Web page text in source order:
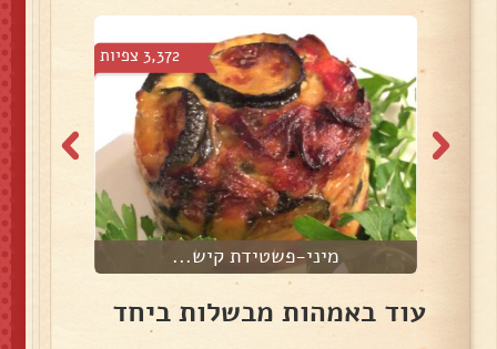
3,372 צפיות
מיני-פשטידת קיש...
עוד באמהות מבשלות ביחד